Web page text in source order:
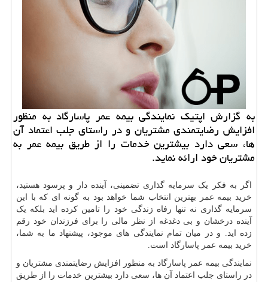
به گزارش اپتیك نمایندگی بیمه عمر پاسارگاد به منظور
افزایش رضایتمندی مشتریان و در راستای جلب اعتماد آن
ها، سعی دارد بیشترین خدمات را از طریق بیمه عمر به
مشتریان خود ارائه نماید.
اگر به فکر یک سرمایه گذاری تضمینی، آینده دار و پرسود هستید،
خرید بیمه عمر
بهترین انتخاب شما خواهد بود به گونه ای که با این
سرمایه گذاری نه تنها رفاه زندگی خود را تامین کرده اید بلکه یک
آینده درخشان و بی دغدغه از نظر مالی را برای فرزندان خود رقم
زده اید. و در میان تمام نمایندگی های موجود، پیشنهاد ما به شما،
خرید بیمه عمر پاسارگاد است.
نمایندگی بیمه عمر پاسارگاد به منظور افزایش رضایتمندی مشتریان و
در راستای جلب اعتماد آن ها، سعی دارد بیشترین خدمات را از طریق